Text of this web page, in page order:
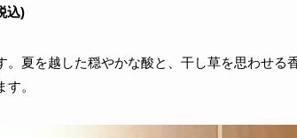
込)
夏を越した穏やかな酸と、干し草を思わせる
。